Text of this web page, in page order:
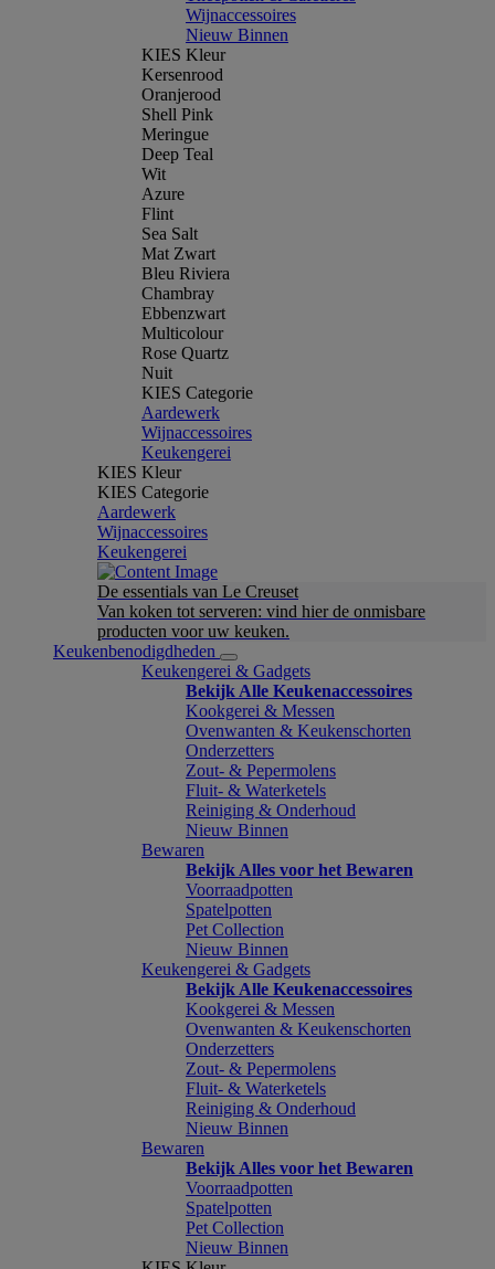
Wijnaccessoires
Nieuw Binnen
KIES Kleur
Kersenrood
Oranjerood
Shell Pink
Meringue
Deep Teal
Wit
Azure
Flint
Sea Salt
Mat Zwart
Bleu Riviera
Chambray
Ebbenzwart
Multicolour
Rose Quartz
Nuit
KIES Categorie
Aardewerk
Wijnaccessoires
Keukengerei
KIES Kleur
KIES Categorie
Aardewerk
Wijnaccessoires
Keukengerei
De essentials van Le Creuset
Van koken tot serveren: vind hier de onmisbare
producten voor uw keuken.
Keukenbenodigdheden
Keukengerei & Gadgets
Bekijk Alle Keukenaccessoires
Kookgerei & Messen
Ovenwanten & Keukenschorten
Onderzetters
Zout- & Pepermolens
Fluit- & Waterketels
Reiniging & Onderhoud
Nieuw Binnen
Bewaren
Bekijk Alles voor het Bewaren
Voorraadpotten
Spatelpotten
Pet Collection
Nieuw Binnen
Keukengerei & Gadgets
Bekijk Alle Keukenaccessoires
Kookgerei & Messen
Ovenwanten & Keukenschorten
Onderzetters
Zout- & Pepermolens
Fluit- & Waterketels
Reiniging & Onderhoud
Nieuw Binnen
Bewaren
Bekijk Alles voor het Bewaren
Voorraadpotten
Spatelpotten
Pet Collection
Nieuw Binnen